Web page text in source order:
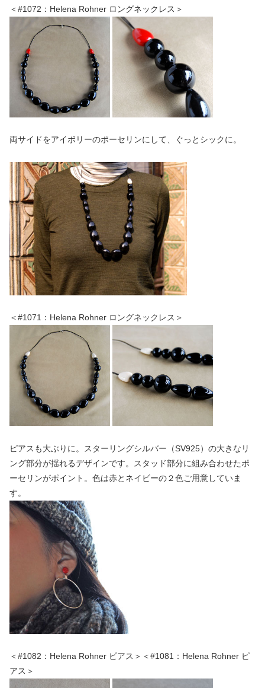
＜#1072：Helena Rohner ロングネックレス＞
両サイドをアイボリーのポーセリンにして、ぐっとシックに。
＜#1071：Helena Rohner ロングネックレス＞
ピアスも大ぶりに。スターリングシルバー（SV925）の大きなリ
ング部分が揺れるデザインです。スタッド部分に組み合わせたポ
ーセリンがポイント。色は赤とネイビーの２色ご用意していま
す。
＜#1082：Helena Rohner ピアス＞＜#1081：Helena Rohner ピ
アス＞